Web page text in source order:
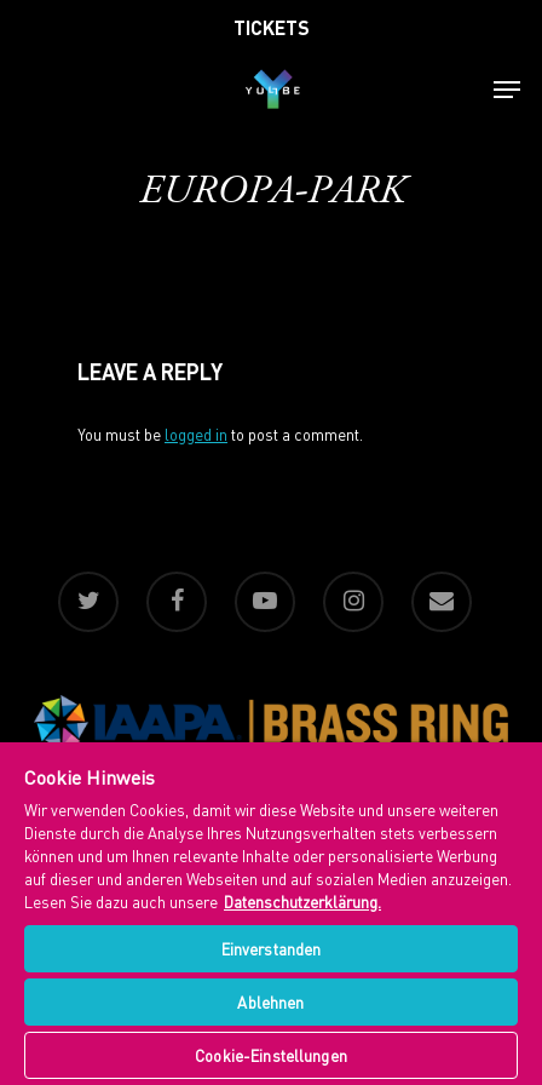
TICKETS
EUROPA-PARK
LEAVE A REPLY
You must be logged in to post a comment.
Cookie-Einstellungen| Datenschutz|B2B|Impressum|Kontakt
© 2026 YULLBE. All Rights Reserved
Cookie Hinweis
Wir verwenden Cookies, damit wir diese Website und unsere weiteren
Dienste durch die Analyse Ihres Nutzungsverhalten stets verbessern
können und um Ihnen relevante Inhalte oder personalisierte Werbung
auf dieser und anderen Webseiten und auf sozialen Medien anzuzeigen.
Lesen Sie dazu auch unsere Datenschutzerklärung.
Einverstanden
Ablehnen
Cookie-Einstellungen